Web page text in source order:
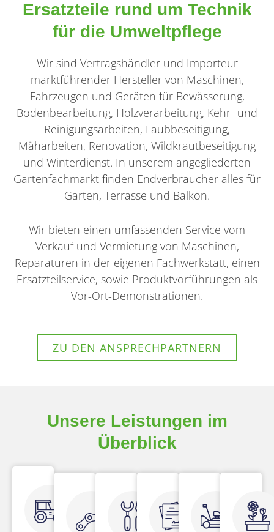
Ersatzteile rund um Technik
für die Umweltpflege
Wir sind Vertragshändler und Importeur
marktführender Hersteller von Maschinen,
Fahrzeugen und Geräten für Bewässerung,
Bodenbearbeitung, Holzverarbeitung, Kehr- und
Reinigungsarbeiten, Laubbeseitigung,
Mäharbeiten, Renovation, Wildkrautbeseitigung
und Winterdienst. In unserem angegliederten
Gartenfachmarkt finden Endverbraucher alles für
Garten, Terrasse und Balkon.
Wir bieten einen umfassenden Service vom
Verkauf und Vermietung von Maschinen,
Reparaturen in der eigenen Fachwerkstatt, einen
Ersatzteilservice, sowie Produktvorführungen als
Vor-Ort-Demonstrationen.
ZU DEN ANSPRECHPARTNERN
Unsere Leistungen im
Überblick